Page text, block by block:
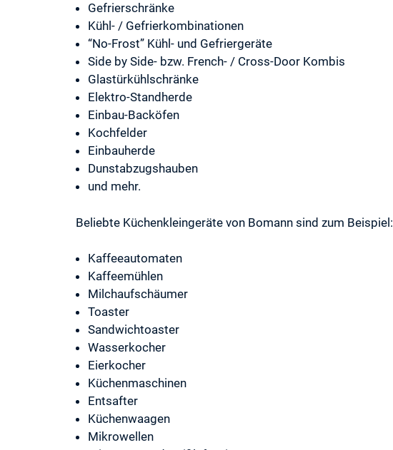
Gefrierschränke
Kühl- / Gefrierkombinationen
“No-Frost” Kühl- und Gefriergeräte
Side by Side- bzw. French- / Cross-Door Kombis
Glastürkühlschränke
Elektro-Standherde
Einbau-Backöfen
Kochfelder
Einbauherde
Dunstabzugshauben
und mehr.
Beliebte Küchenkleingeräte von Bomann sind zum Beispiel:
Kaffeeautomaten
Kaffeemühlen
Milchaufschäumer
Toaster
Sandwichtoaster
Wasserkocher
Eierkocher
Küchenmaschinen
Entsafter
Küchenwaagen
Mikrowellen